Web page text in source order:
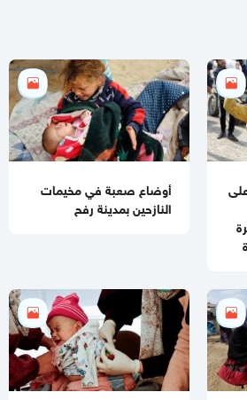
مصر لـ«قوات غزة»
تصعيد إجرامي تستهدف تدمير مسار وقف
أوضاع صعبة في مخيمات
النازحين بمدينة رفح